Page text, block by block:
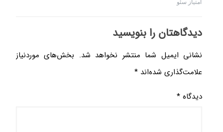
امتیاز سئو
دیدگاهتان را بنویسید
نشانی ایمیل شما منتشر نخواهد شد.
بخش‌های موردنیاز
علامت‌گذاری شده‌اند *
دیدگاه*